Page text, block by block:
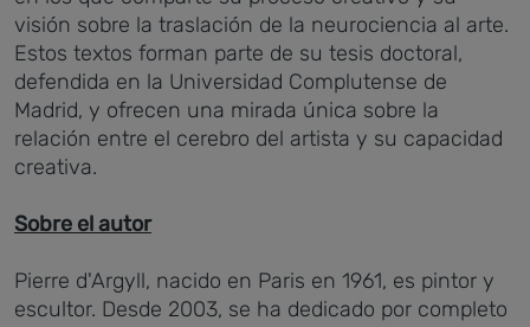
visión sobre la traslación de la neurociencia al arte.
Estos textos forman parte de su tesis doctoral,
defendida en la Universidad Complutense de
Madrid, y ofrecen una mirada única sobre la
relación entre el cerebro del artista y su capacidad
creativa.
Sobre el autor
Pierre d'Argyll, nacido en Paris en 1961, es pintor y
escultor. Desde 2003, se ha dedicado por completo